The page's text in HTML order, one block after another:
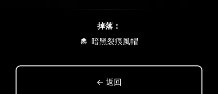
掉落：
暗黑裂痕風帽
← 返回